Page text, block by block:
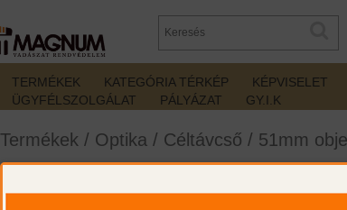
TERMÉKEK KATEGÓRIA TÉRKÉP KÉPVISELET
ÜGYFÉLSZOLGÁLAT
PÁLYÁZAT GY.I.K
Termékek / Optika / Céltávcső / 51mm
3-12x56 Steiner Ranger 4 4A-i